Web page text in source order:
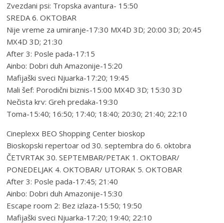
Zvezdani psi: Tropska avantura- 15:50
SREDA 6. OKTOBAR
Nije vreme za umiranje-17:30 MX4D 3D; 20:00 3D; 20:45
MX4D 3D; 21:30
After 3: Posle pada-17:15
Ainbo: Dobri duh Amazonije-15:20
Mafijaški sveci Njuarka-17:20; 19:45
Mali šef: Porodični biznis-15:00 MX4D 3D; 15:30 3D
Nečista krv: Greh predaka-19:30
Toma-15:40; 16:50; 17:40; 18:40; 20:30; 21:40; 22:10
Cineplexx BEO Shopping Center bioskop
Bioskopski repertoar od 30. septembra do 6. oktobra
ČETVRTAK 30. SEPTEMBAR/PETAK 1. OKTOBAR/
PONEDELJAK 4. OKTOBAR/ UTORAK 5. OKTOBAR
After 3: Posle pada-17:45; 21:40
Ainbo: Dobri duh Amazonije-15:30
Escape room 2: Bez izlaza-15:50; 19:50
Mafijaški sveci Njuarka-17:20; 19:40; 22:10